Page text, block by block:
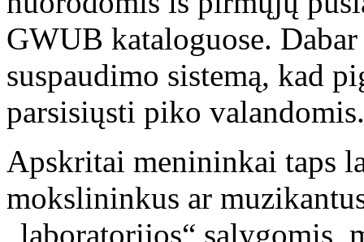
GWUB kataloguose.
suspaudimo sistemą, kad
parsisiųsti piko valandomis.
Apskritai menininkai taps
mokslininkus ar
„laboratorijos“